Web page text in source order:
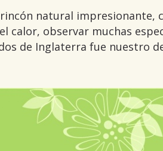
natural impresionante,
calor, observar muchas
de Inglaterra fue nuestro